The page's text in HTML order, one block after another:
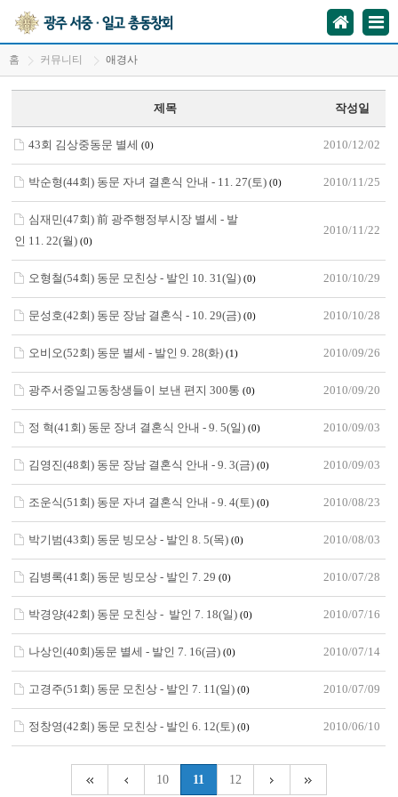
홈 커뮤니티 애경사
제목 작성일
43회 김상중동문 별세(0) 2010/12/02
박순형(44회) 동문 자녀 결혼식 안내 - 11. 27(토)(0) 2010/11/25
심재민(47회) 前 광주행정부시장 별세 - 발
인 11. 22(월)(0)
2010/11/22
오형철(54회) 동문 모친상 - 발인 10. 31(일)(0) 2010/10/29
문성호(42회) 동문 장남 결혼식 - 10. 29(금)(0) 2010/10/28
오비오(52회) 동문 별세 - 발인 9. 28(화)(1) 2010/09/26
광주서중일고동창생들이 보낸 편지 300통(0) 2010/09/20
정 혁(41회) 동문 장녀 결혼식 안내 - 9. 5(일)(0) 2010/09/03
김영진(48회) 동문 장남 결혼식 안내 - 9. 3(금)(0) 2010/09/03
조운식(51회) 동문 자녀 결혼식 안내 - 9. 4(토)(0) 2010/08/23
박기범(43회) 동문 빙모상 - 발인 8. 5(목)(0) 2010/08/03
김병록(41회) 동문 빙모상 - 발인 7. 29(0) 2010/07/28
박경양(42회) 동문 모친상 - 발인 7. 18(일)(0) 2010/07/16
나상인(40회)동문 별세 - 발인 7. 16(금)(0) 2010/07/14
고경주(51회) 동문 모친상 - 발인 7. 11(일)(0) 2010/07/09
정창영(42회) 동문 모친상 - 발인 6. 12(토)(0) 2010/06/10
10 11 12